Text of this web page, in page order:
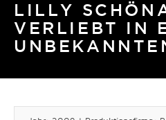
LILLY
VERLIEBT IN